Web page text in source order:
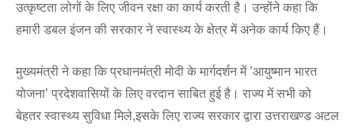
उत्कृष्टता लोगों के लिए जीवन रक्षा का कार्य करती है। उन्होंने कहा कि
हमारी डबल इंजन की सरकार ने स्वास्थ्य के क्षेत्र में अनेक कार्य किए हैं।
मुख्यमंत्री ने कहा कि प्रधानमंत्री मोदी के मार्गदर्शन में ’आयुष्मान भारत
योजना’ प्रदेशवासियों के लिए वरदान साबित हुई है। राज्य में सभी को
बेहतर स्वास्थ्य सुविधा मिले,इसके लिए राज्य सरकार द्वारा उत्तराखण्ड अटल